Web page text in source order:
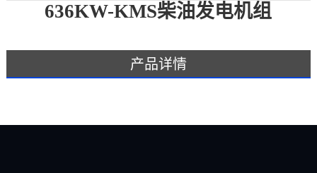
636KW-KMS柴油发电机组
产品详情